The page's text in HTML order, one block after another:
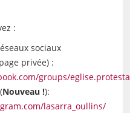
:
sociaux
privée) :
groups/
Nouveau !):
lasarra_oullins/